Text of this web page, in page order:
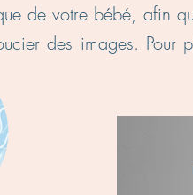
de votre bébé, afin
des images. Pour